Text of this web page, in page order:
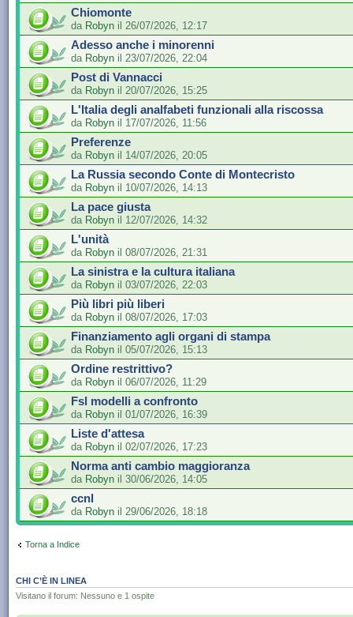
Chiomonte
da Robyn il 26/07/2026, 12:17
Adesso anche i minorenni
da Robyn il 23/07/2026, 22:04
Post di Vannacci
da Robyn il 20/07/2026, 15:25
L'Italia degli analfabeti funzionali alla riscossa
da Robyn il 17/07/2026, 11:56
Preferenze
da Robyn il 14/07/2026, 20:05
La Russia secondo Conte di Montecristo
da Robyn il 10/07/2026, 14:13
La pace giusta
da Robyn il 12/07/2026, 14:32
L'unità
da Robyn il 08/07/2026, 21:31
La sinistra e la cultura italiana
da Robyn il 03/07/2026, 22:03
Più libri più liberi
da Robyn il 08/07/2026, 17:03
Finanziamento agli organi di stampa
da Robyn il 05/07/2026, 15:13
Ordine restrittivo?
da Robyn il 06/07/2026, 11:29
Fsl modelli a confronto
da Robyn il 01/07/2026, 16:39
Liste d'attesa
da Robyn il 02/07/2026, 17:23
Norma anti cambio maggioranza
da Robyn il 30/06/2026, 14:05
ccnl
da Robyn il 29/06/2026, 18:18
Torna a Indice
CHI C’È IN LINEA
Visitano il forum: Nessuno e 1 ospite